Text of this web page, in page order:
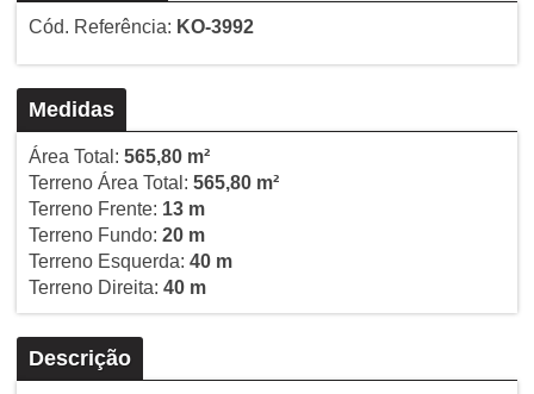
Cód. Referência: KO-3992
Medidas
Área Total: 565,80 m²
Terreno Área Total: 565,80 m²
Terreno Frente: 13 m
Terreno Fundo: 20 m
Terreno Esquerda: 40 m
Terreno Direita: 40 m
Descrição